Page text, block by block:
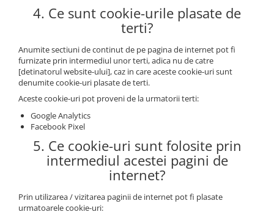
4. Ce sunt cookie-urile plasate de
terti?
Anumite sectiuni de continut de pe pagina de internet pot fi
furnizate prin intermediul unor terti, adica nu de catre
[detinatorul website-ului], caz in care aceste cookie-uri sunt
denumite cookie-uri plasate de terti.
Aceste cookie-uri pot proveni de la urmatorii terti:
Google Analytics
Facebook Pixel
5. Ce cookie-uri sunt folosite prin
intermediul acestei pagini de
internet?
Prin utilizarea / vizitarea paginii de internet pot fi plasate
urmatoarele cookie-uri: